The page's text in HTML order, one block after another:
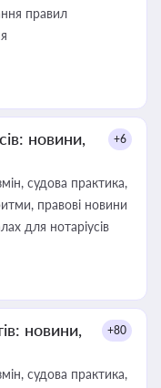
правил
новини,
+6
судова практика,
правові новини
для нотаріусів
новини,
+80
судова практика,